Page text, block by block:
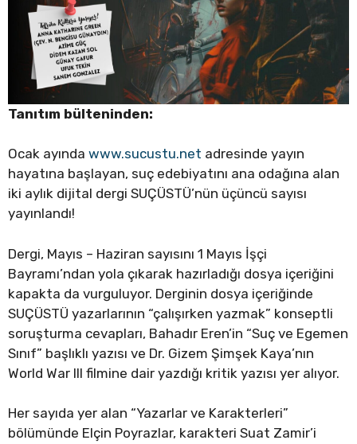
Tanıtım bülteninden:
Ocak ayında www.sucustu.net adresinde yayın
hayatına başlayan, suç edebiyatını ana odağına alan
iki aylık dijital dergi SUÇÜSTÜ’nün üçüncü sayısı
yayınlandı!
Dergi, Mayıs – Haziran sayısını 1 Mayıs İşçi
Bayramı’ndan yola çıkarak hazırladığı dosya içeriğini
kapakta da vurguluyor. Derginin dosya içeriğinde
SUÇÜSTÜ yazarlarının “çalışırken yazmak” konseptli
soruşturma cevapları, Bahadır Eren’in “Suç ve Egemen
Sınıf” başlıklı yazısı ve Dr. Gizem Şimşek Kaya’nın
World War III filmine dair yazdığı kritik yazısı yer alıyor.
Her sayıda yer alan “Yazarlar ve Karakterleri”
bölümünde Elçin Poyrazlar, karakteri Suat Zamir’i